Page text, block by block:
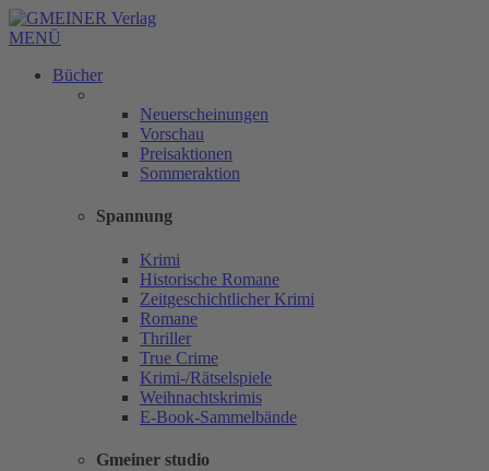
MENÜ
Bücher
Neuerscheinungen
Vorschau
Preisaktionen
Sommeraktion
Spannung
Krimi
Historische Romane
Zeitgeschichtlicher Krimi
Romane
Thriller
True Crime
Krimi-/Rätselspiele
Weihnachtskrimis
E-Book-Sammelbände
Gmeiner studio